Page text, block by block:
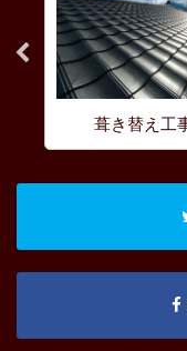
葺き替え工